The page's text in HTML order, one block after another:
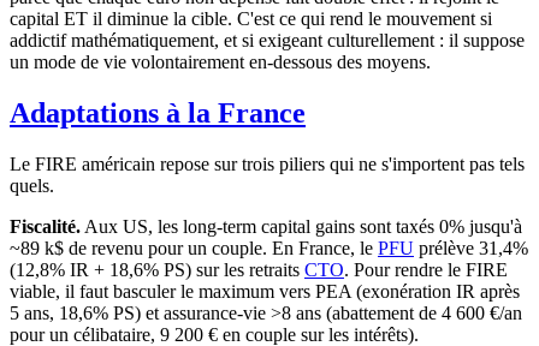
capital ET il diminue la cible. C'est ce qui rend le mouvement si
addictif mathématiquement, et si exigeant culturellement : il suppose
un mode de vie volontairement en-dessous des moyens.
Adaptations à la France
Le FIRE américain repose sur trois piliers qui ne s'importent pas tels
quels.
Fiscalité. Aux US, les long-term capital gains sont taxés 0% jusqu'à
~89 k$ de revenu pour un couple. En France, le PFU prélève 31,4%
(12,8% IR + 18,6% PS) sur les retraits CTO. Pour rendre le FIRE
viable, il faut basculer le maximum vers PEA (exonération IR après
5 ans, 18,6% PS) et assurance-vie >8 ans (abattement de 4 600 €/an
pour un célibataire, 9 200 € en couple sur les intérêts).